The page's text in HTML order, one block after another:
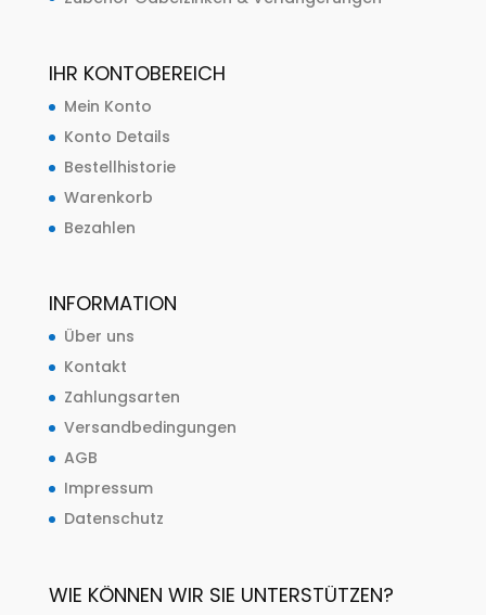
IHR KONTOBEREICH
Mein Konto
Konto Details
Bestellhistorie
Warenkorb
Bezahlen
INFORMATION
Über uns
Kontakt
Zahlungsarten
Versandbedingungen
AGB
Impressum
Datenschutz
WIE KÖNNEN WIR SIE UNTERSTÜTZEN?